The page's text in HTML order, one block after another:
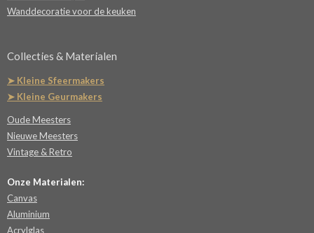
Wanddecoratie voor de keuken
Collecties & Materialen
➤ Kleine Sfeermakers
➤ Kleine Geurmakers
Oude Meesters
Nieuwe Meesters
Vintage & Retro
Onze Materialen:
Canvas
Aluminium
Acrylglas